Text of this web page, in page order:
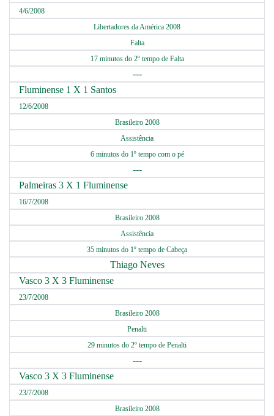
4/6/2008
Libertadores da América 2008
Falta
17 minutos do 2º tempo de Falta
---
Fluminense 1 X 1 Santos
12/6/2008
Brasileiro 2008
Assistência
6 minutos do 1º tempo com o pé
---
Palmeiras 3 X 1 Fluminense
16/7/2008
Brasileiro 2008
Assistência
35 minutos do 1º tempo de Cabeça
Thiago Neves
Vasco 3 X 3 Fluminense
23/7/2008
Brasileiro 2008
Penalti
29 minutos do 2º tempo de Penalti
---
Vasco 3 X 3 Fluminense
23/7/2008
Brasileiro 2008